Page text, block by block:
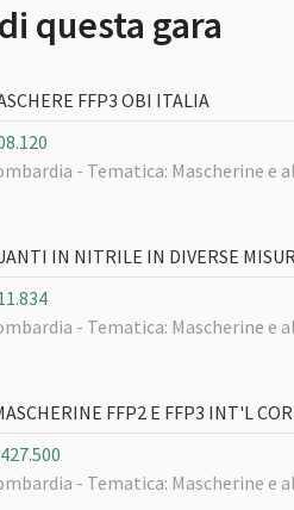
questa gara
FFP3 OBI ITALIA
- Tematica: Mascherine e
IN NITRILE IN DIVERSE
- Tematica: Mascherine e
FFP2 E FFP3 INT'L
- Tematica: Mascherine e